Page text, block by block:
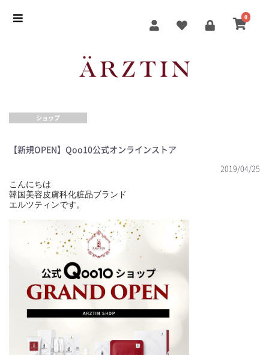
0
ショップ
【新規OPEN】Qoo10公式オンラインストア
2019/04/25
こんにちは
韓国美容皮膚科化粧品ブランド
エルツティンです。